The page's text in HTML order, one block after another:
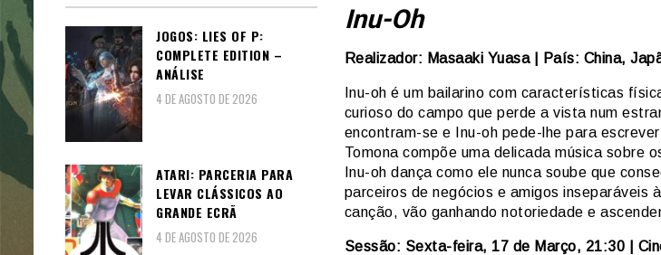
Inu-Oh
Realizador: Masaaki Yuasa | País: China,
Inu-oh é um bailarino com características
curioso do campo que perde a vista num
encontram-se e Inu-oh pede-lhe para
Tomona compõe uma delicada música sobre
Inu-oh dança como ele nunca soube que
parceiros de negócios e amigos inseparáveis
canção, vão ganhando notoriedade e
Sessão: Sexta-feira, 17 de Março, 21:30 |
JOGOS: LIES OF P:
COMPLETE EDITION –
ANÁLISE
4 DE AGOSTO DE 2026
ATARI: PARCERIA PARA
LEVAR CLÁSSICOS AO
GRANDE ECRÃ
4 DE AGOSTO DE 2026